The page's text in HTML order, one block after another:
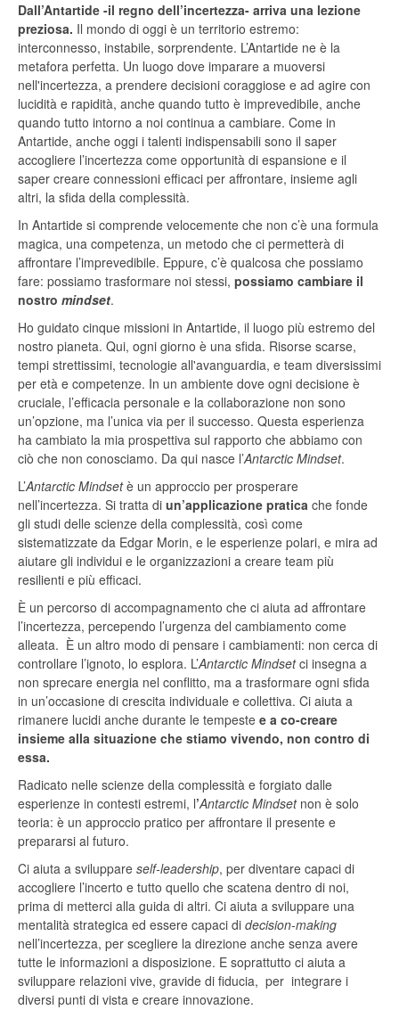
Dall’Antartide -il regno dell’incertezza- arriva una lezione
preziosa. Il mondo di oggi è un territorio estremo:
interconnesso, instabile, sorprendente. L’Antartide ne è la
metafora perfetta. Un luogo dove imparare a muoversi
nell'incertezza, a prendere decisioni coraggiose e ad agire con
lucidità e rapidità, anche quando tutto è imprevedibile, anche
quando tutto intorno a noi continua a cambiare. Come in
Antartide, anche oggi i talenti indispensabili sono il saper
accogliere l’incertezza come opportunità di espansione e il
saper creare connessioni efficaci per affrontare, insieme agli
altri, la sfida della complessità.
In Antartide si comprende velocemente che non c’è una formula
magica, una competenza, un metodo che ci permetterà di
affrontare l’imprevedibile. Eppure, c’è qualcosa che possiamo
fare: possiamo trasformare noi stessi, possiamo cambiare il
nostro mindset.
Ho guidato cinque missioni in Antartide, il luogo più estremo del
nostro pianeta. Qui, ogni giorno è una sfida. Risorse scarse,
tempi strettissimi, tecnologie all'avanguardia, e team diversissimi
per età e competenze. In un ambiente dove ogni decisione è
cruciale, l’eﬃcacia personale e la collaborazione non sono
un’opzione, ma l’unica via per il successo. Questa esperienza
ha cambiato la mia prospettiva sul rapporto che abbiamo con
ciò che non conosciamo. Da qui nasce l’Antarctic Mindset.
L’Antarctic Mindset è un approccio per prosperare
nell’incertezza. Si tratta di un’applicazione pratica che fonde
gli studi delle scienze della complessità, così come
sistematizzate da Edgar Morin, e le esperienze polari, e mira ad
aiutare gli individui e le organizzazioni a creare team più
resilienti e più efficaci.
È un percorso di accompagnamento che ci aiuta ad affrontare
l’incertezza, percependo l’urgenza del cambiamento come
alleata. È un altro modo di pensare i cambiamenti: non cerca di
controllare l’ignoto, lo esplora. L’Antarctic Mindset ci insegna a
non sprecare energia nel conflitto, ma a trasformare ogni sfida
in un’occasione di crescita individuale e collettiva. Ci aiuta a
rimanere lucidi anche durante le tempeste e a co-creare
insieme alla situazione che stiamo vivendo, non contro di
essa.
Radicato nelle scienze della complessità e forgiato dalle
esperienze in contesti estremi, l’Antarctic Mindsetnon è solo
teoria: è un approccio pratico per aﬀrontare il presente e
prepararsi al futuro.
Ci aiuta a sviluppare self-leadership, per diventare capaci di
accogliere l’incerto e tutto quello che scatena dentro di noi,
prima di metterci alla guida di altri. Ci aiuta a sviluppare una
mentalità strategica ed essere capaci di decision-making
nell’incertezza, per scegliere la direzione anche senza avere
tutte le informazioni a disposizione. E soprattutto ci aiuta a
sviluppare relazioni vive, gravide di fiducia, per integrare i
diversi punti di vista e creare innovazione.